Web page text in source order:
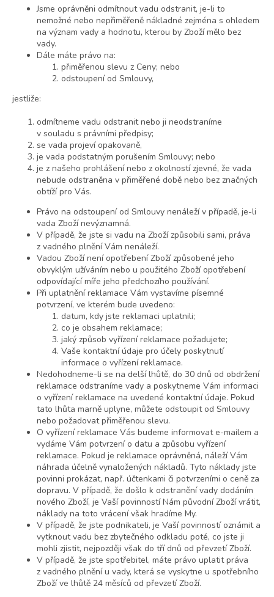
Jsme oprávněni odmítnout vadu odstranit, je-li to
nemožné nebo nepřiměřeně nákladné zejména s ohledem
na význam vady a hodnotu, kterou by Zboží mělo bez
vady.
Dále máte právo na:
přiměřenou slevu z Ceny; nebo
odstoupení od Smlouvy,
jestliže:
odmítneme vadu odstranit nebo ji neodstraníme
v souladu s právními předpisy;
se vada projeví opakovaně,
je vada podstatným porušením Smlouvy; nebo
je z našeho prohlášení nebo z okolností zjevné, že vada
nebude odstraněna v přiměřené době nebo bez značných
obtíží pro Vás.
Právo na odstoupení od Smlouvy nenáleží v případě, je-li
vada Zboží nevýznamná.
V případě, že jste si vadu na Zboží způsobili sami, práva
z vadného plnění Vám nenáleží.
Vadou Zboží není opotřebení Zboží způsobené jeho
obvyklým užíváním nebo u použitého Zboží opotřebení
odpovídající míře jeho předchozího používání.
Při uplatnění reklamace Vám vystavíme písemné
potvrzení, ve kterém bude uvedeno:
datum, kdy jste reklamaci uplatnili;
co je obsahem reklamace;
jaký způsob vyřízení reklamace požadujete;
Vaše kontaktní údaje pro účely poskytnutí
informace o vyřízení reklamace.
Nedohodneme-li se na delší lhůtě, do 30 dnů od obdržení
reklamace odstraníme vady a poskytneme Vám informaci
o vyřízení reklamace na uvedené kontaktní údaje. Pokud
tato lhůta marně uplyne, můžete odstoupit od Smlouvy
nebo požadovat přiměřenou slevu.
O vyřízení reklamace Vás budeme informovat e-mailem a
vydáme Vám potvrzení o datu a způsobu vyřízení
reklamace. Pokud je reklamace oprávněná, náleží Vám
náhrada účelně vynaložených nákladů. Tyto náklady jste
povinni prokázat, např. účtenkami či potvrzeními o ceně za
dopravu. V případě, že došlo k odstranění vady dodáním
nového Zboží, je Vaší povinností Nám původní Zboží vrátit,
náklady na toto vrácení však hradíme My.
V případě, že jste podnikateli, je Vaší povinností oznámit a
vytknout vadu bez zbytečného odkladu poté, co jste ji
mohli zjistit, nejpozději však do tří dnů od převzetí Zboží.
V případě, že jste spotřebitel, máte právo uplatit práva
z vadného plnění u vady, která se vyskytne u spotřebního
Zboží ve lhůtě 24 měsíců od převzetí Zboží.